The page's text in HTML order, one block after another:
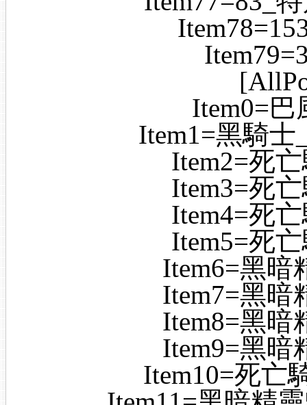
Item0=巴
Item1=黑騎士
Item2=死
Item3=死
Item4=死
Item5=死
Item6=黑暗
Item7=黑暗
Item8=黑暗
Item9=黑暗
Item10=死亡